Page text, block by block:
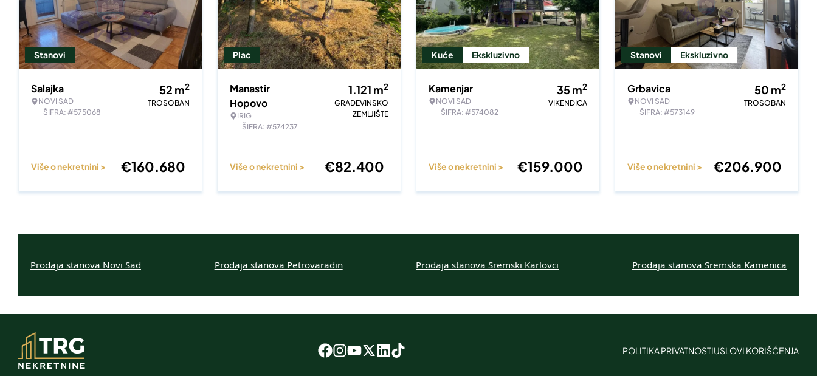
Stanovi
Salajka
NOVI SAD
ŠIFRA: #575068
52 m2
TROSOBAN
Više o nekretnini > €160.680
Plac
Manastir
Hopovo
IRIG
ŠIFRA: #574237
1.121 m2
GRAĐEVINSKO
ZEMLJIŠTE
Više o nekretnini > €82.400
Kuće Ekskluzivno
Kamenjar
NOVI SAD
ŠIFRA: #574082
35m2
VIKENDICA
Više o nekretnini > €159.000
Stanovi Ekskluzivno
Grbavica
NOVI SAD
ŠIFRA: #573149
50 m2
TROSOBAN
Više o nekretnini > €206.900
Prodaja stanova Novi Sad Prodaja stanova Petrovaradin Prodaja stanova Sremski Karlovci Prodaja stanova Sremska Kamenica
POLITIKA PRIVATNOSTIUSLOVI KORIŠĆENJA